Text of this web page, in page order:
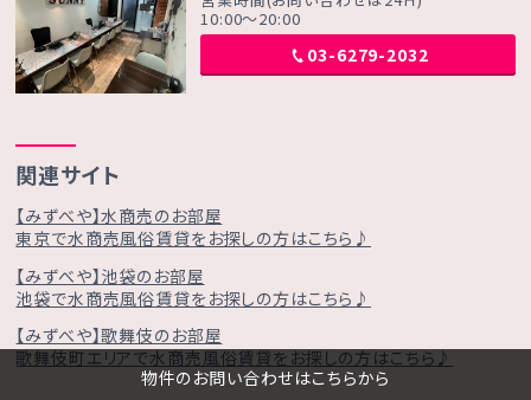
物件のお問い合わせはこちらから
10:00～20:00
03-6279-2032
関連サイト
【みずべや】水商売のお部屋
東京で水商売風俗賃貸をお探しの方はこちら♪
【みずべや】池袋のお部屋
池袋で水商売風俗賃貸をお探しの方はこちら♪
【みずべや】歌舞伎のお部屋
歌舞伎町エリアで水商売風俗賃貸をお探しの方はこちら♪